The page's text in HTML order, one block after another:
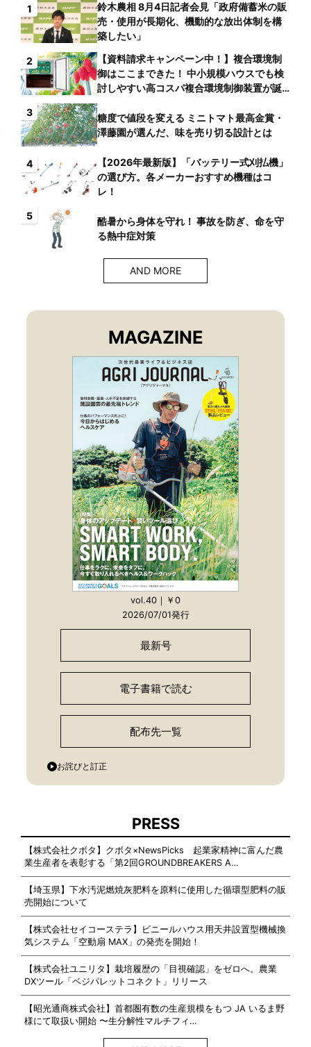
1
鈴木農相 8月4日記者会見「政府備蓄米の販
売・使用が長期化、機動的な放出体制を構
築したい」
2
【資料請求キャンペーン中！】複合環境制
御はここまできた！ 中小規模ハウスでも検
討しやすい高コスパ複合環境制御装置が誕
3
糖度で値段を変える ミニトマト最高金賞・
澤藤園が選んだ、味を売り切る設計とは
4
【2026年最新版】「バッテリー式刈払機」
の選び方。各メーカーおすすめ機種はコ
レ！
5
酷暑から身体を守れ！ 事故を防ぎ、命を守
る熱中症対策
AND MORE
MAGAZINE
vol.40｜￥0
2026/07/01発行
最新号
電子書籍で読む
配布先一覧
お詫びと訂正
PRESS
【株式会社クボタ】クボタ×NewsPicks 起業家精神に富んだ農
業生産者を表彰する「第2回GROUNDBREAKERS A…
【埼玉県】下水汚泥燃焼灰肥料を原料に使用した循環型肥料の販
売開始について
【株式会社セイコーステラ】ビニールハウス用天井設置型機械換
気システム「空動扇 MAX」の発売を開始！
【株式会社ユニリタ】栽培履歴の「目視確認」をゼロへ。農業
DXツール「ベジパレットコネクト」リリース
【昭光通商株式会社】首都圏有数の生産規模をもつ JA いるま野
様にて取扱い開始 〜生分解性マルチフィ…